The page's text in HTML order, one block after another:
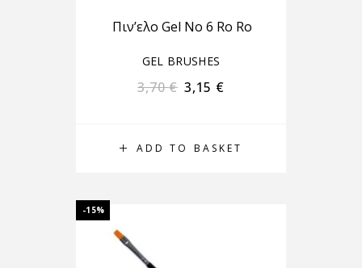
ADD TO BASKET
Πιν’ελο Gel No 6 Ro Ro
GEL BRUSHES
3,70€ 3,15 €
-15%